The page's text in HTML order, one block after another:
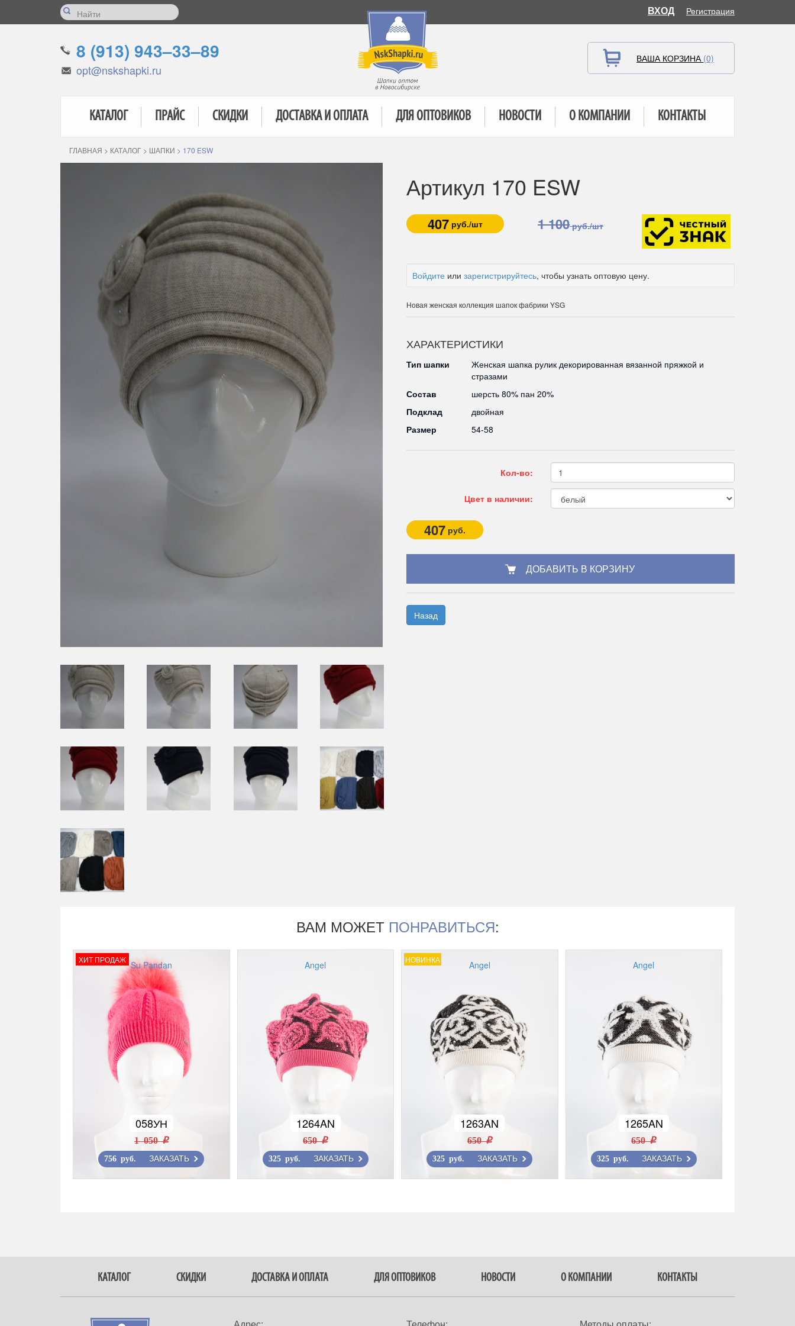
ВХОД Регистрация
8 (913) 943–33–89
opt@nskshapki.ru
ВАША КОРЗИНА (0)
КАТАЛОГ ПРАЙС СКИДКИ ДОСТАВКА И ОПЛАТА ДЛЯ ОПТОВИКОВ НОВОСТИ О КОМПАНИИ КОНТАКТЫ
ГЛАВНАЯ > КАТАЛОГ > ШАПКИ > 170 ESW
Артикул 170 ESW
407 руб./шт 1 100руб./шт
Войдите или зарегистрируйтесь, чтобы узнать оптовую цену.
Новая женская коллекция шапок фабрики YSG
ХАРАКТЕРИСТИКИ
Тип шапки
Женская шапка рулик декорированная вязанной пряжкой и
стразами
Состав
шерсть 80% пан 20%
Подклад
двойная
Размер
54-58
Кол-во:
Цвет в наличии:
407 руб.
Назад
ВАМ МОЖЕТ ПОНРАВИТЬСЯ:
ХИТ ПРОДАЖ Su Pandan
058УН
1 050 r
756 руб. ЗАКАЗАТЬ
Angel
1264AN
650 r
325 руб. ЗАКАЗАТЬ
НОВИНКА Angel
1263AN
650 r
325 руб. ЗАКАЗАТЬ
Angel
1265AN
650 r
325 руб. ЗАКАЗАТЬ
КАТАЛОГ СКИДКИ ДОСТАВКА И ОПЛАТА ДЛЯ ОПТОВИКОВ НОВОСТИ О КОМПАНИИ КОНТАКТЫ